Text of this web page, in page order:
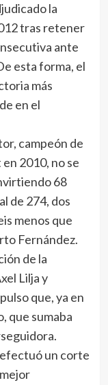
la
tras retener
ante
esta forma, el
más
en el
campeón de
2010, no se
68
de 274, dos
menos que
Fernández.
de la
Lilja y
que, ya en
que sumaba
efectuó un corte